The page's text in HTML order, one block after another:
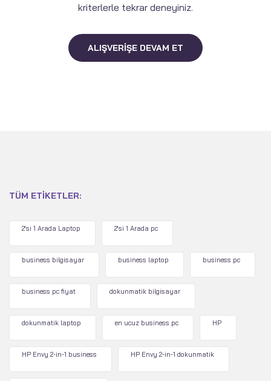
kriterlerle tekrar deneyiniz.
ALIŞVERIŞE DEVAM ET
TÜM ETIKETLER:
2'si 1 Arada Laptop 2'si 1 Arada pc
business bilgisayar business laptop business pc
business pc fiyat dokunmatik bilgisayar
dokunmatik laptop en ucuz business pc HP
HP Envy 2-in-1 business HP Envy 2-in-1 dokunmatik